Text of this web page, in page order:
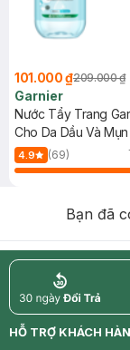
101.000 ₫209.000 ₫
Garnier
Nước Tẩy Trang
Cho Da Dầu Và
(Mới)
4.9 (69)
Bạn đã
return
HỖ TRỢ KHÁCH